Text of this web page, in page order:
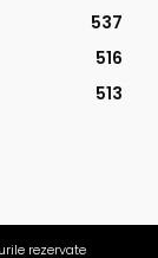
537
516
513
rezervate